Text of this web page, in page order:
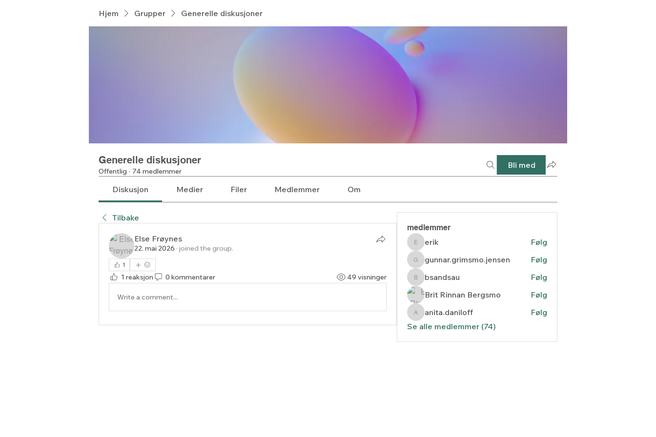
Hjem Grupper Generelle diskusjoner
Generelle diskusjoner
Offentlig · 74 medlemmer
Bli med
Diskusjon Medier Filer Medlemmer Om
Tilbake
Else Frøynes
22. mai 2026 · joined the group.
1
1 reaksjon 0 kommentarer 49 visninger
Write a comment...
medlemmer
erikerik Følg
gunnar.grimsmo.jensen
gunnar.grimsmo.jensen Følg
bsandsau
bsandsau
Følg
Brit Rinnan Bergsmo
Følg
anita.daniloff
anita.daniloff
Følg
Se alle medlemmer (74)